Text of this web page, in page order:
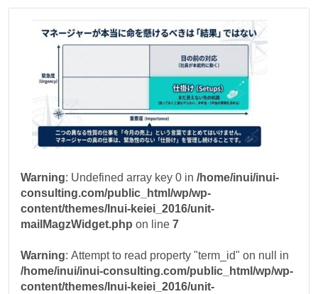
Warning : Undefined array key 0 in/home/inui/inui-
consulting.com/public_html/wp/wp-
content/themes/Inui-keiei_2016/unit-
mailMagzWidget.php on line7
Warning : Attempt to read property "term_id" on null in
/home/inui/inui-consulting.com/public_html/wp/wp-
content/themes/Inui-keiei_2016/unit-